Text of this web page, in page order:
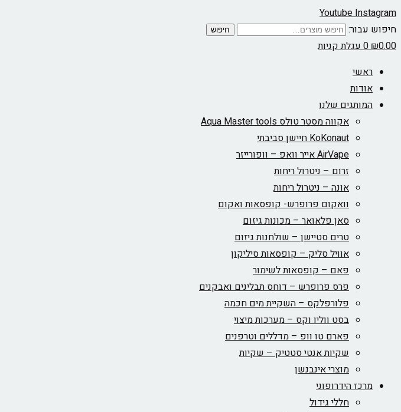
YoutubeInstagram
חיפוש עבור:
חיפוש
₪0.00
0עגלת קניות
ראשי
אודות
המותגים שלנו
אקווה מסטר טולס Aqua Master tools
KoKonaut חיישן סביבתי
AirVape אייר וואפ – וופורייזר
זרום – ניטרול ריחות
אונה – ניטרול ריחות
וואקום פרופרש- קופסאות ואקום
סאן פלאואר – מכונות גיזום
טרים סטיישן – שולחנות גיזום
אוויל סליק – קופסאות סיליקון
פאם – קופסאות לשימור
פרס פרופרש – דוחס תבלינים ואבקנים
פלורפלקס – השקיית מים חכמה
בסט ווליו וקס – מערכות מיצוי
פארם טו וופ – מדללים וטרפנים
שקיות אנטי סטטיק – שקיות
מוצרי אינבנשן
מרכז הידרופוני
חללי גידול